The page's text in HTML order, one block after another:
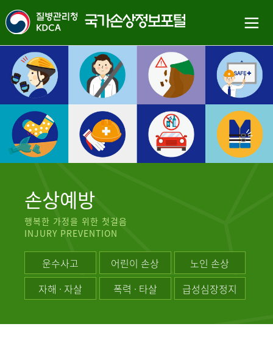
손상예방
행복한 가정을 위한 첫걸음
INJURY PREVENTION
운수사고 어린이 손상
노인 손상
자해 · 자살
폭력 · 타살 급성심장정지